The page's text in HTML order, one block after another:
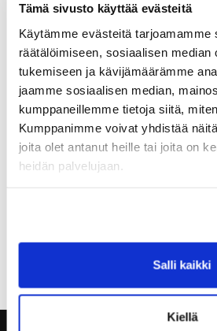
Tämä sivusto käyttää evästeitä
Käytämme evästeitä tarjoamamme
räätälöimiseen, sosiaalisen median
tukemiseen ja kävijämäärämme
jaamme sosiaalisen median,
kumppaneillemme tietoja siitä,
Kumppanimme voivat yhdistää
joita olet antanut heille tai joita on
heidän palvelujaan.
Salli kaikki
Kiellä
+ Red Weasels jäsentapahtuma:
ympäri!
LA-SU
Omatoiminen kaikki ergit:
3 kierrosta putkeen per laite
vauhdikas, 30s kova.